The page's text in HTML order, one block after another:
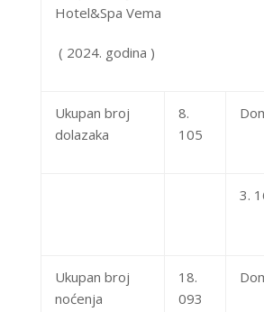
Hotel&Spa Vema
( 2024. godina )
Ukupan broj
dolazaka
8.
1 05
3.
Ukupan broj
noćenja
18.
093